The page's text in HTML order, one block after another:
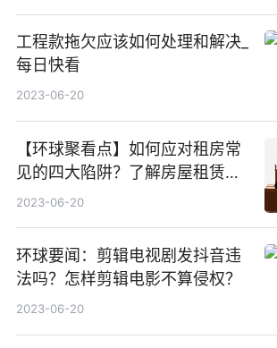
工程款拖欠应该如何处理和解决_
每日快看
2023-06-20
【环球聚看点】如何应对租房常
见的四大陷阱？了解房屋租赁市
场价格的方式有哪些？
2023-06-20
环球要闻：剪辑电视剧发抖音违
法吗？怎样剪辑电影不算侵权？
2023-06-20